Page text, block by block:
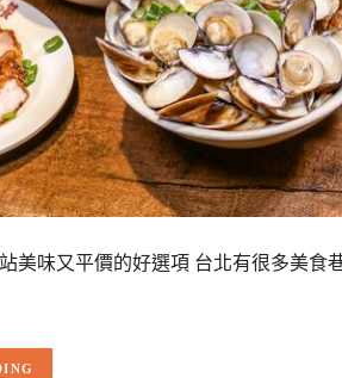
美味又平價的好選項 台北有很多美食